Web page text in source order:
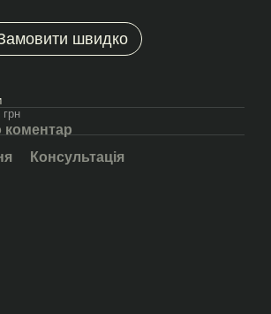
швидко
коментар
Консультація